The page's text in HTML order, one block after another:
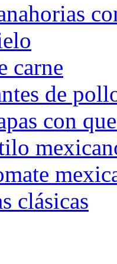
carne
de
con
clásicas